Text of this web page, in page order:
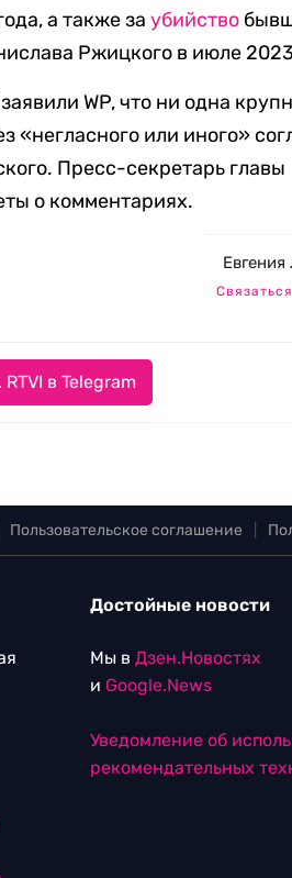
а также заубийство
Ржицкого в июле
WP, что ни одна
«негласного или иного»
Пресс-секретарь главы
о комментариях.
в Telegram
Пользовательское соглашение
Достойные новости
Мы в Дзен.Новостях
и Google.News
Уведомление об
рекомендательных